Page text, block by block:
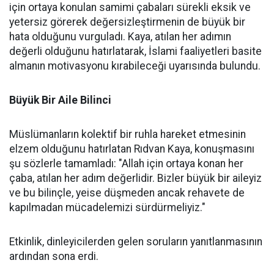
için ortaya konulan samimi çabaları sürekli eksik ve
yetersiz görerek değersizleştirmenin de büyük bir
hata olduğunu vurguladı. Kaya, atılan her adımın
değerli olduğunu hatırlatarak, İslami faaliyetleri basite
almanın motivasyonu kırabileceği uyarısında bulundu.
Büyük Bir Aile Bilinci
Müslümanların kolektif bir ruhla hareket etmesinin
elzem olduğunu hatırlatan Rıdvan Kaya, konuşmasını
şu sözlerle tamamladı: "Allah için ortaya konan her
çaba, atılan her adım değerlidir. Bizler büyük bir aileyiz
ve bu bilinçle, yeise düşmeden ancak rehavete de
kapılmadan mücadelemizi sürdürmeliyiz."
Etkinlik, dinleyicilerden gelen soruların yanıtlanmasının
ardından sona erdi.